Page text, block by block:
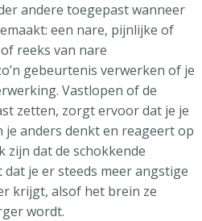
andere toegepast wanneer
een nare, pijnlijke of
reeks van nare
gebeurtenis verwerken of je
Vastlopen of de
zetten, zorgt ervoor dat je je
je anders denkt en reageert op
zijn dat de schokkende
je er steeds meer angstige
krijgt, alsof het brein ze
wordt.